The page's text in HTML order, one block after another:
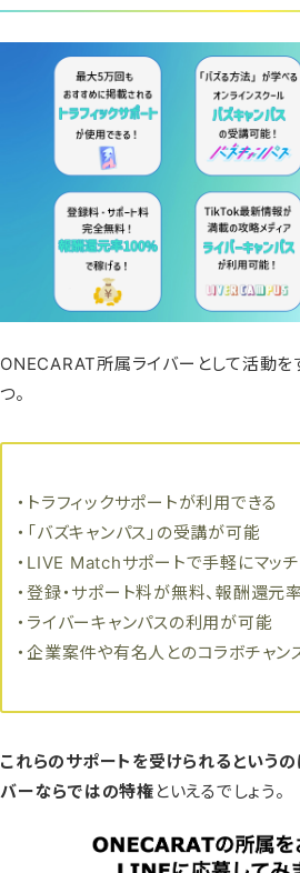
ONECARAT所属ライバーとして活動を
つ。
・トラフィックサポートが利用できる
・「バズキャンパス」の受講が可能
・LIVE Matchサポートで手軽にマッ
・登録・サポート料が無料、報酬還元
・ライバーキャンパスの利用が可能
・企業案件や有名人とのコラボチャン
これらのサポートを受けられるという
バーならではの特権 といえるでしょう。